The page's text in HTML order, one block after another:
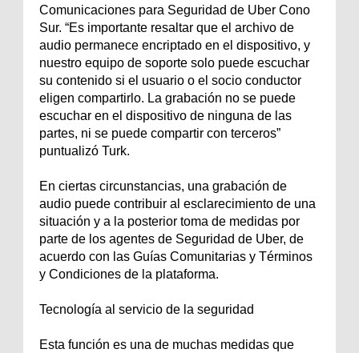
Comunicaciones para Seguridad de Uber Cono
Sur. “Es importante resaltar que el archivo de
audio permanece encriptado en el dispositivo, y
nuestro equipo de soporte solo puede escuchar
su contenido si el usuario o el socio conductor
eligen compartirlo. La grabación no se puede
escuchar en el dispositivo de ninguna de las
partes, ni se puede compartir con terceros”
puntualizó Turk.
En ciertas circunstancias, una grabación de
audio puede contribuir al esclarecimiento de una
situación y a la posterior toma de medidas por
parte de los agentes de Seguridad de Uber, de
acuerdo con las Guías Comunitarias y Términos
y Condiciones de la plataforma.
Tecnología al servicio de la seguridad
Esta función es una de muchas medidas que